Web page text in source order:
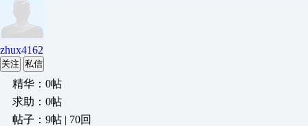
zhux4162
关注 私信
精华：0帖
求助：0帖
帖子：9帖 | 70回